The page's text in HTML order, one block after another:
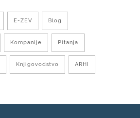
E-ZEV Blog
Kompanije Pitanja
Knjigovodstvo ARHI